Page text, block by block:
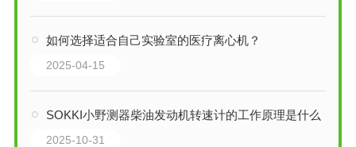
如何选择适合自己实验室的医疗离心机？
2025-04-15
SOKKI小野测器柴油发动机转速计的工作原理是什么
2025-10-31